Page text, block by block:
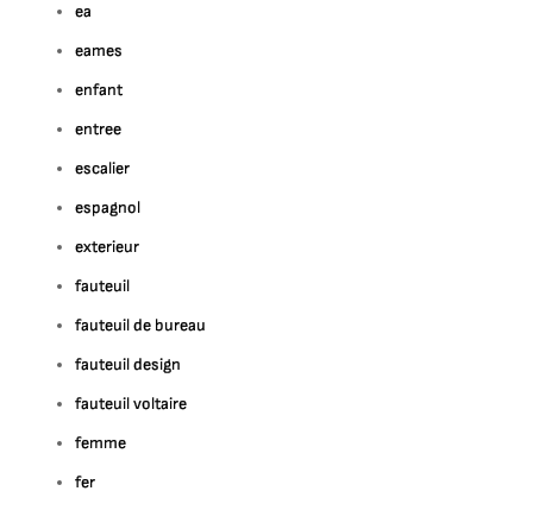
ea
eames
enfant
entree
escalier
espagnol
exterieur
fauteuil
fauteuil de bureau
fauteuil design
fauteuil voltaire
femme
fer